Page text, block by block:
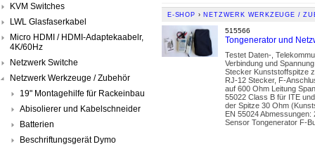
KVM Switches
LWL Glasfaserkabel
Micro HDMI / HDMI-Adaptekaabelr,
4K/60Hz
Netzwerk Switche
Netzwerk Werkzeuge / Zubehör
19" Montagehilfe für Rackeinbau
Abisolierer und Kabelschneider
Batterien
Beschriftungsgerät Dymo
E-SHOP › NETZWERK WERKZEUGE /
515566
Tongenerator und
Testet Daten-,
Verbindung und
Stecker Kunststoffspitze
RJ-12 Stecker, F-
auf 600 Ohm Leitung
55022 Class B für ITE
der Spitze 30 Ohm
EN 55024
Sensor Tongenerator F-